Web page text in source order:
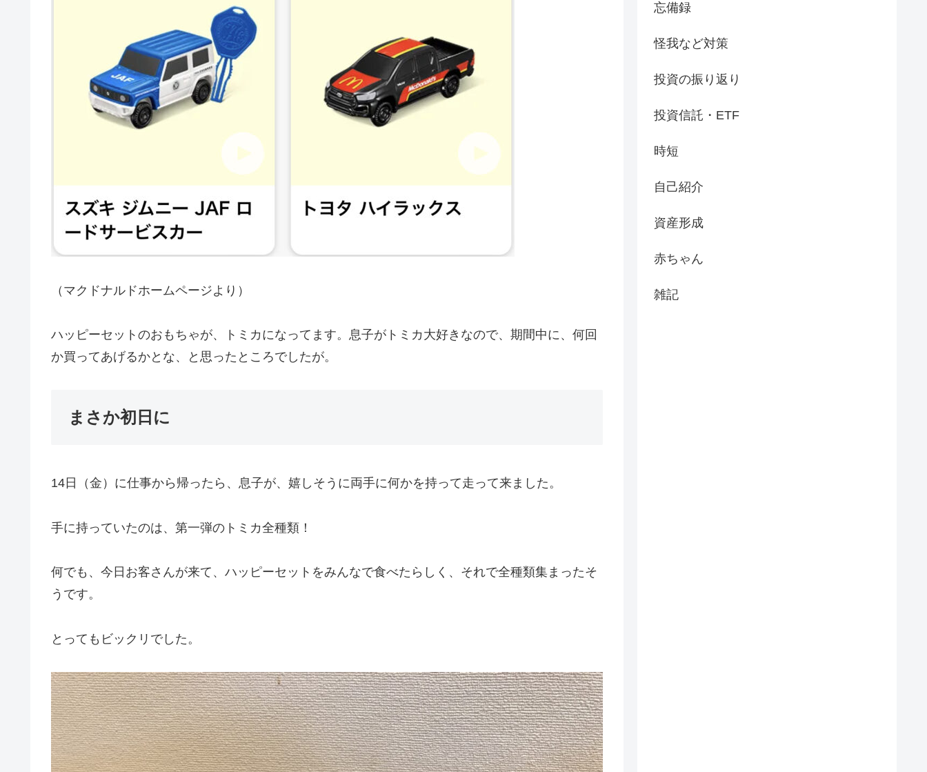
（マクドナルドホームページより）
ハッピーセットのおもちゃが、トミカになってます。息子がトミカ大好きなので、期間中に、何回
か買ってあげるかとな、と思ったところでしたが。
まさか初日に
14日（金）に仕事から帰ったら、息子が、嬉しそうに両手に何かを持って走って来ました。
手に持っていたのは、第一弾のトミカ全種類！
何でも、今日お客さんが来て、ハッピーセットをみんなで食べたらしく、それで全種類集まったそ
うです。
とってもビックリでした。
忘備録
怪我など対策
投資の振り返り
投資信託・ETF
時短
自己紹介
資産形成
赤ちゃん
雑記